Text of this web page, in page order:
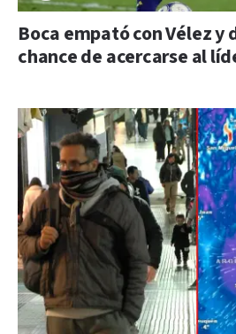
Boca empató con Vélez y
chance de acercarse al